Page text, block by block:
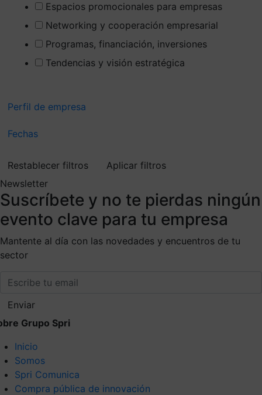
Espacios promocionales para empresas
Networking y cooperación empresarial
Programas, financiación, inversiones
Tendencias y visión estratégica
Perfil de empresa
Fechas
Restablecer filtros
Aplicar filtros
Newsletter
Suscríbete y no te pierdas ningún
evento clave para tu empresa
Mantente al día con las novedades y encuentros de tu
sector
Enviar
Grupo Spri
Inicio
Somos
Spri Comunica
Compra pública de innovación